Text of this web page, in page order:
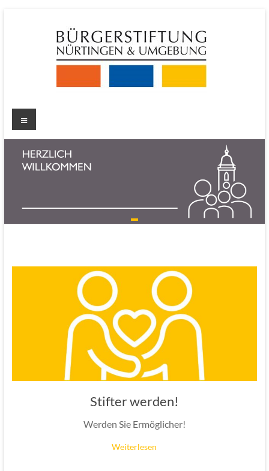
Bürgerstiftung
Nürtingen
und
Umgebung
Menü
Stifter werden!
Werden Sie Ermöglicher!
Weiterlesen